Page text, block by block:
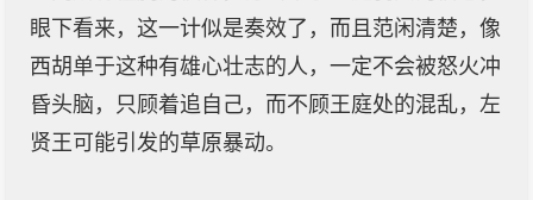
眼下看来，这一计似是奏效了，而且范闲清楚，像
西胡单于这种有雄心壮志的人，一定不会被怒火冲
昏头脑，只顾着追自己，而不顾王庭处的混乱，左
贤王可能引发的草原暴动。